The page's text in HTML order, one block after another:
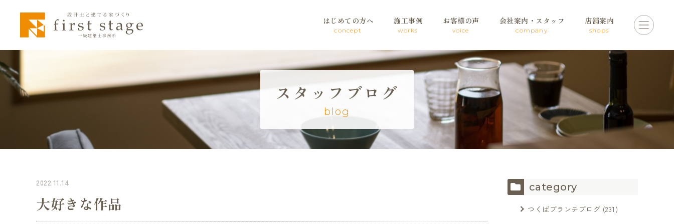
はじめての方へ
concept
施工事例
works
お客様の声
voice
会社案内・スタッフ
company
店舗案内
shops
スタッフブログ
blog
2022.11.14
大好きな作品
category
つくばブランチブログ (231)